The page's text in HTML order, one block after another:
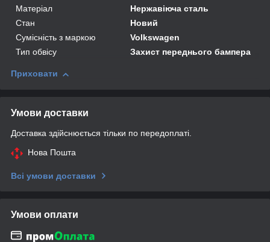
Матеріал
Нержавіюча сталь
Стан
Новий
Сумісність з маркою
Volkswagen
Тип обвісу
Захист переднього бампера
Приховати
Умови доставки
Доставка здійснюється тільки по передоплаті.
Нова Пошта
Всі умови доставки
Умови оплати